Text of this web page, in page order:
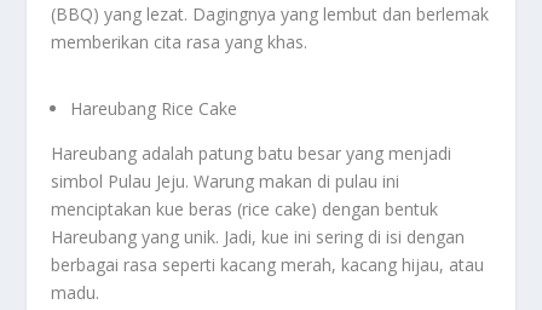
(BBQ) yang lezat. Dagingnya yang lembut dan berlemak
memberikan cita rasa yang khas.
Hareubang Rice Cake
Hareubang adalah patung batu besar yang menjadi
simbol Pulau Jeju. Warung makan di pulau ini
menciptakan kue beras (rice cake) dengan bentuk
Hareubang yang unik. Jadi, kue ini sering di isi dengan
berbagai rasa seperti kacang merah, kacang hijau, atau
madu.